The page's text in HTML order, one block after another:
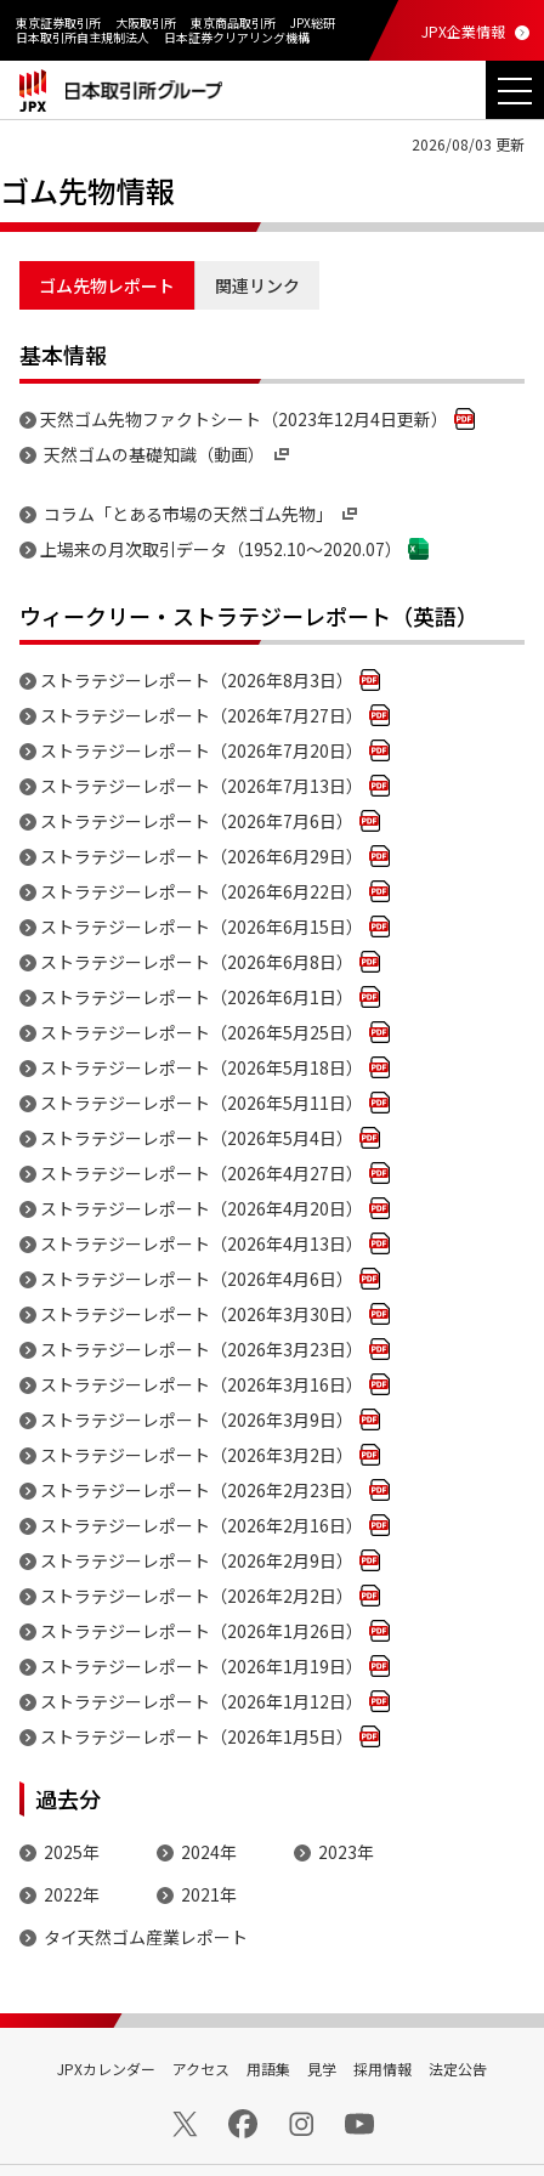
東京証券取引所 大阪取引所 東京商品取引所
JPX総研
日本取引所自主規制法人
日本証券クリアリング機構 JPX企業情報
2026/08/03 更新
ゴム先物情報
ゴム先物レポート 関連リンク
基本情報
天然ゴム先物ファクトシート（2023年12月4日更新）
天然ゴムの基礎知識（動画）
コラム「とある市場の天然ゴム先物」
上場来の月次取引データ（1952.10～2020.07）
ウィークリー・ストラテジーレポート（英語）
ストラテジーレポート（2026年8月3日）
ストラテジーレポート（2026年7月27日）
ストラテジーレポート（2026年7月20日）
ストラテジーレポート（2026年7月13日）
ストラテジーレポート（2026年7月6日）
ストラテジーレポート（2026年6月29日）
ストラテジーレポート（2026年6月22日）
ストラテジーレポート（2026年6月15日）
ストラテジーレポート（2026年6月8日）
ストラテジーレポート（2026年6月1日）
ストラテジーレポート（2026年5月25日）
ストラテジーレポート（2026年5月18日）
ストラテジーレポート（2026年5月11日）
ストラテジーレポート（2026年5月4日）
ストラテジーレポート（2026年4月27日）
ストラテジーレポート（2026年4月20日）
ストラテジーレポート（2026年4月13日）
ストラテジーレポート（2026年4月6日）
ストラテジーレポート（2026年3月30日）
ストラテジーレポート（2026年3月23日）
ストラテジーレポート（2026年3月16日）
ストラテジーレポート（2026年3月9日）
ストラテジーレポート（2026年3月2日）
ストラテジーレポート（2026年2月23日）
ストラテジーレポート（2026年2月16日）
ストラテジーレポート（2026年2月9日）
ストラテジーレポート（2026年2月2日）
ストラテジーレポート（2026年1月26日）
ストラテジーレポート（2026年1月19日）
ストラテジーレポート（2026年1月12日）
ストラテジーレポート（2026年1月5日）
過去分
2025年 2024年
2023年
2022年
2021年
タイ天然ゴム産業レポート
JPXカレンダー アクセス 用語集 見学 採用情報 法定公告